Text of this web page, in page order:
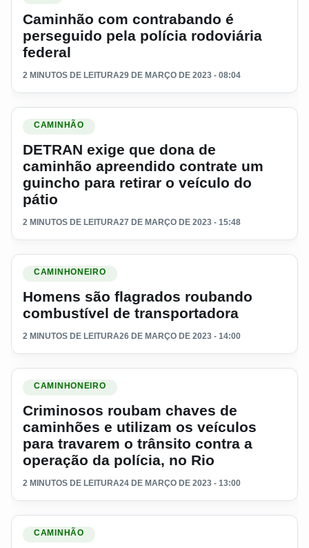
Caminhão com contrabando é
perseguido pela polícia rodoviária
federal
2 MINUTOS DE LEITURA29 DE MARÇO DE 2023 - 08:04
Ler materia: DETRAN exige que dona de caminhão
CAMINHÃO
DETRAN exige que dona de
caminhão apreendido contrate um
guincho para retirar o veículo do
pátio
2 MINUTOS DE LEITURA27 DE MARÇO DE 2023 - 15:48
Ler materia: Homens são flagrados roubando combustível
CAMINHONEIRO
Homens são flagrados roubando
combustível de transportadora
2 MINUTOS DE LEITURA26 DE MARÇO DE 2023 - 14:00
Ler materia: Criminosos roubam chaves de caminhões e
CAMINHONEIRO
Criminosos roubam chaves de
caminhões e utilizam os veículos
para travarem o trânsito contra a
operação da polícia, no Rio
2 MINUTOS DE LEITURA24 DE MARÇO DE 2023 - 13:00
Ler materia: Conheça os detalhes do Meteor Optimus
CAMINHÃO